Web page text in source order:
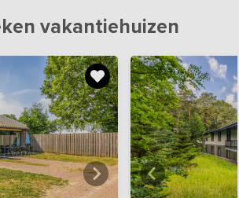
vakantiehuizen
alle foto's Bekijk